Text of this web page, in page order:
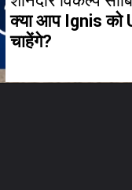
क्या आप Ignis को
चाहेंगे?